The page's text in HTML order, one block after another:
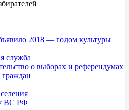
2018 — годом культуры
служба
о выборах и референдумах
ВС РФ